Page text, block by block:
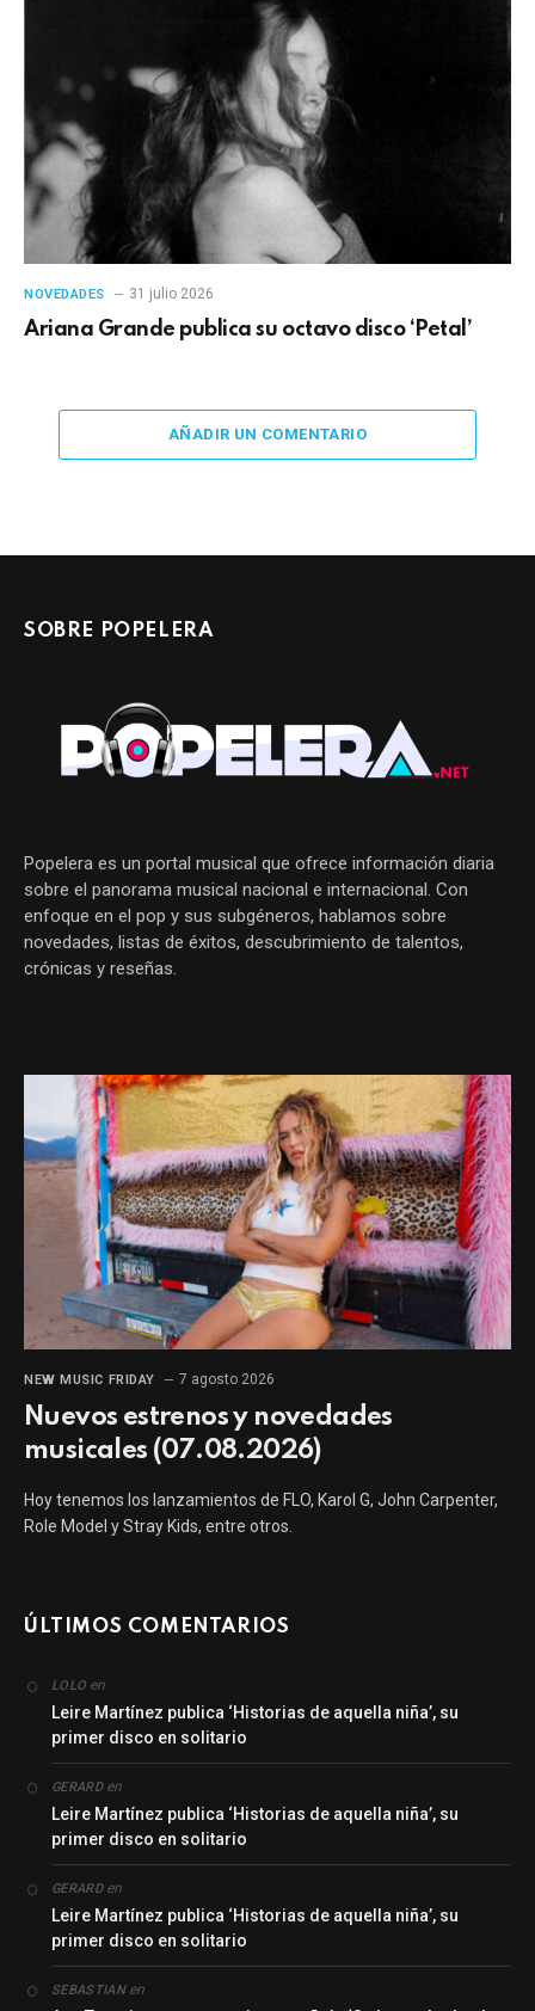
NOVEDADES 31 julio 2026
Ariana Grande publica su octavo disco ‘Petal’
AÑADIR UN COMENTARIO
SOBRE POPELERA
Popelera es un portal musical que ofrece información diaria
sobre el panorama musical nacional e internacional. Con
enfoque en el pop y sus subgéneros, hablamos sobre
novedades, listas de éxitos, descubrimiento de talentos,
crónicas y reseñas.
NEW MUSIC FRIDAY 7 agosto 2026
Nuevos estrenos y novedades
musicales (07.08.2026)
Hoy tenemos los lanzamientos de FLO, Karol G, John Carpenter,
Role Model y Stray Kids, entre otros.
ÚLTIMOS COMENTARIOS
LOLO en
Leire Martínez publica ‘Historias de aquella niña’, su
primer disco en solitario
GERARDen
Leire Martínez publica ‘Historias de aquella niña’, su
primer disco en solitario
GERARDen
Leire Martínez publica ‘Historias de aquella niña’, su
primer disco en solitario
SEBASTIANen